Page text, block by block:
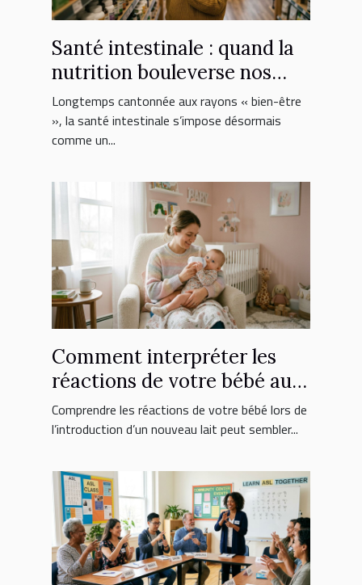
Santé intestinale : quand la
nutrition bouleverse nos
choix de suppléments
Longtemps cantonnée aux rayons « bien-être
», la santé intestinale s’impose désormais
comme un...
Comment interpréter les
réactions de votre bébé au
nouveau lait ?
Comprendre les réactions de votre bébé lors de
l’introduction d’un nouveau lait peut sembler...